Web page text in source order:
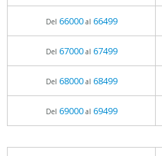
Del 66000al 66499
Del 67000al 67499
Del 68000al 68499
Del 69000al 69499